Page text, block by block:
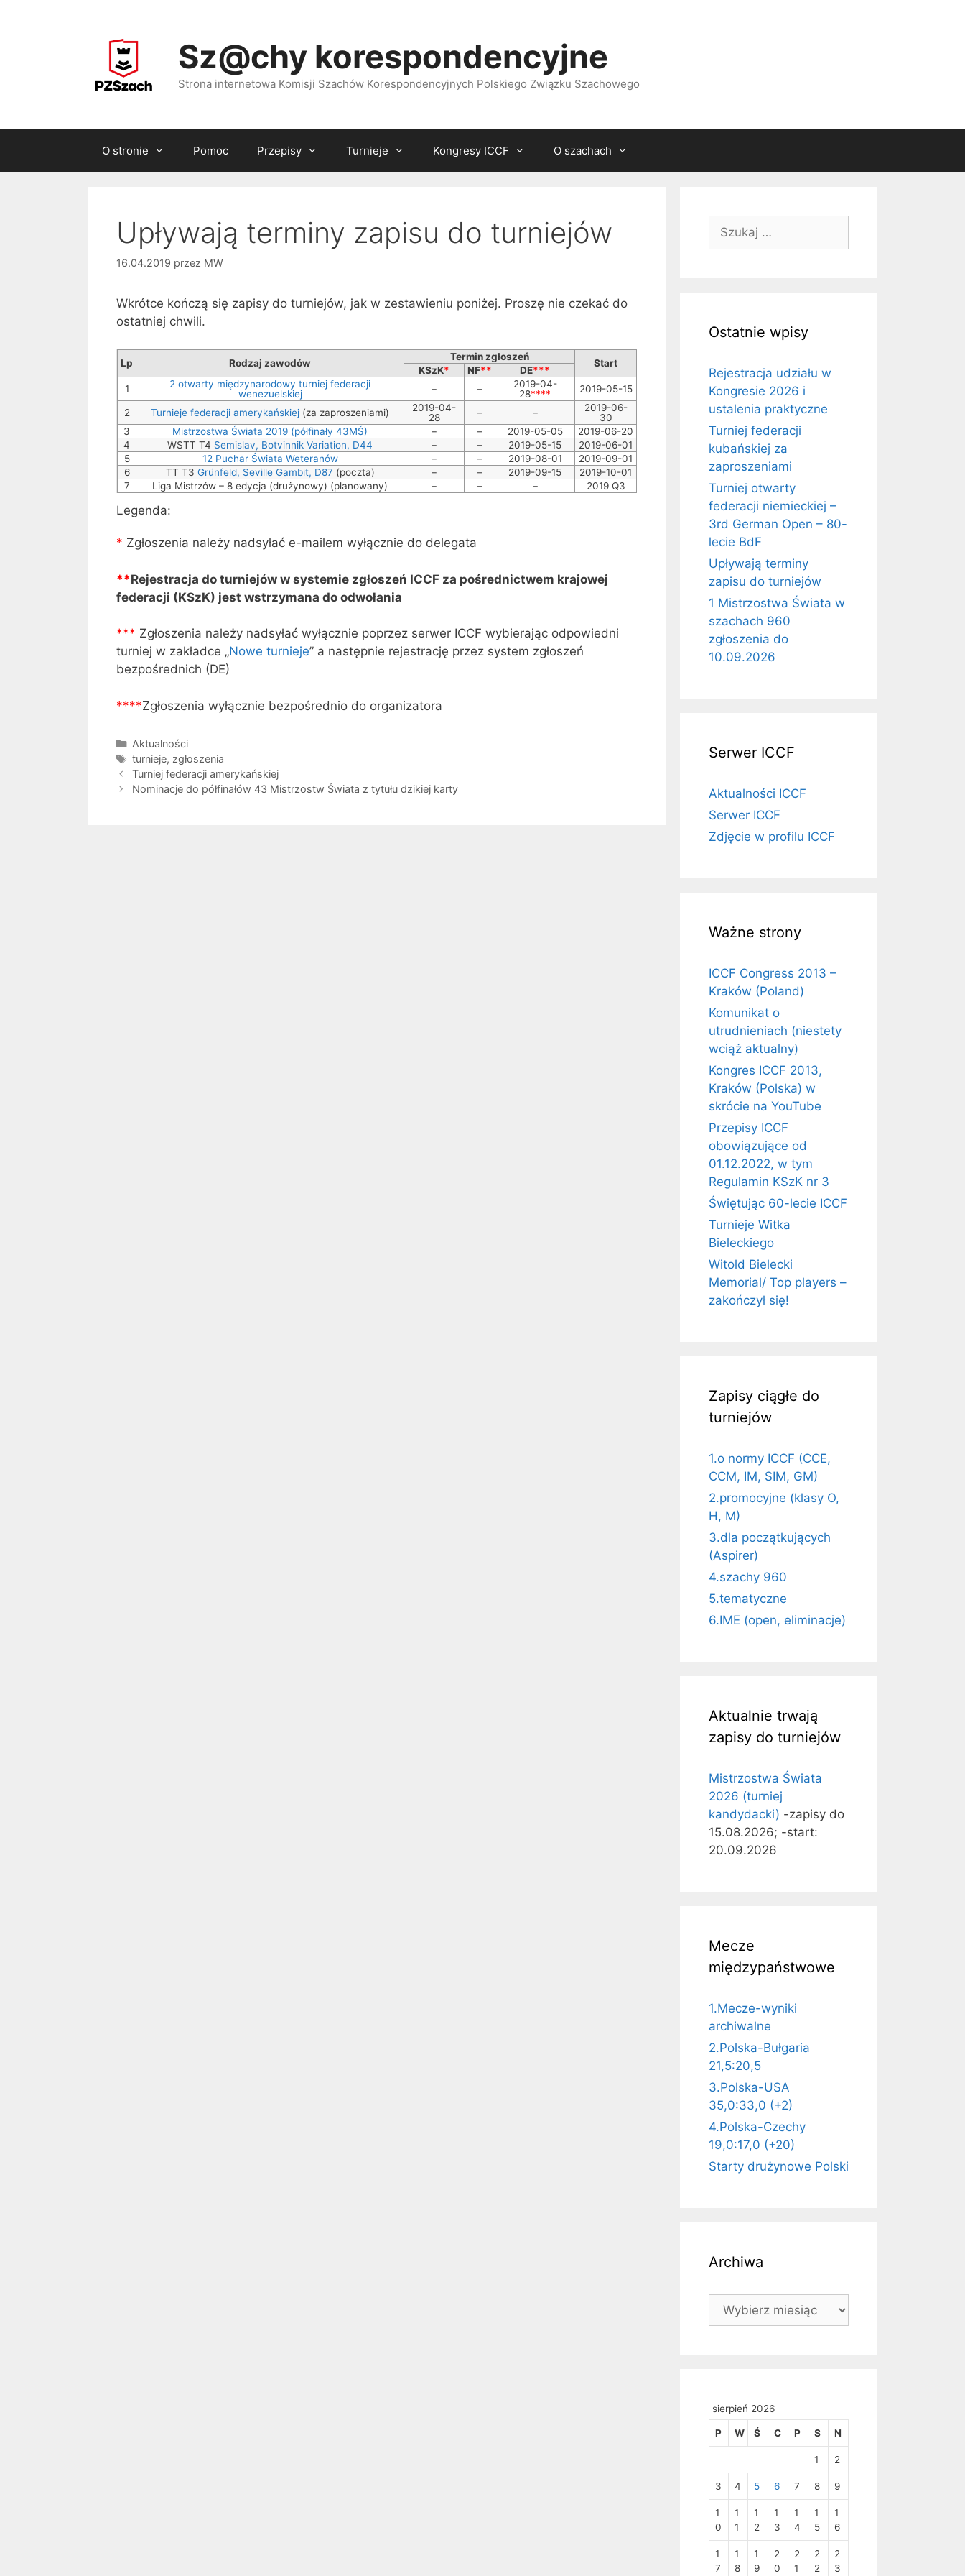
Sz@chy korespondencyjne
Strona internetowa Komisji Szachów Korespondencyjnych Polskiego Związku Szachowego
O stronie Pomoc Przepisy Turnieje Kongresy ICCF O szachach
Upływają terminy zapisu do turniejów
16.04.2019 przez MW
Wkrótce kończą się zapisy do turniejów, jak w zestawieniu poniżej. Proszę nie czekać do
ostatniej chwili.
Lp Rodzaj zawodów
Termin zgłoszeń
Start
KSzK* NF** DE***
1
2 otwarty międzynarodowy turniej federacji
wenezuelskiej
– –
2019-04-
28**** 2019-05-15
2 Turnieje federacji amerykańskiej (za zaproszeniami)
2019-04-
28
– –
2019-06-
30
3
Mistrzostwa Świata 2019 (półfinały 43MŚ) – – 2019-05-05
2019-06-20
4
WSTT T4 Semislav, Botvinnik Variation, D44 – – 2019-05-15
2019-06-01
5
12 Puchar Świata Weteranów – – 2019-08-01
2019-09-01
6
TT T3 Grünfeld, Seville Gambit, D87 (poczta) – – 2019-09-15
2019-10-01
7
Liga Mistrzów – 8 edycja (drużynowy) (planowany) – – – 2019 Q3
Legenda:
* Zgłoszenia należy nadsyłać e-mailem wyłącznie do delegata
**Rejestracja do turniejów w systemie zgłoszeń ICCF za pośrednictwem krajowej
federacji (KSzK) jest wstrzymana do odwołania
*** Zgłoszenia należy nadsyłać wyłącznie poprzez serwer ICCF wybierając odpowiedni
turniej w zakładce „Nowe turnieje” a następnie rejestrację przez system zgłoszeń
bezpośrednich (DE)
****Zgłoszenia wyłącznie bezpośrednio do organizatora
Kategorie
Aktualności
Tagi
turnieje, zgłoszenia
Turniej federacji amerykańskiej
Nominacje do półfinałów 43 Mistrzostw Świata z tytułu dzikiej karty
Ostatnie wpisy
Rejestracja udziału w
Kongresie 2026 i
ustalenia praktyczne
Turniej federacji
kubańskiej za
zaproszeniami
Turniej otwarty
federacji niemieckiej –
3rd German Open – 80-
lecie BdF
Upływają terminy
zapisu do turniejów
1 Mistrzostwa Świata w
szachach 960
zgłoszenia do
10.09.2026
Serwer ICCF
Aktualności ICCF
Serwer ICCF
Zdjęcie w profilu ICCF
Ważne strony
ICCF Congress 2013 –
Kraków (Poland)
Komunikat o
utrudnieniach (niestety
wciąż aktualny)
Kongres ICCF 2013,
Kraków (Polska) w
skrócie na YouTube
Przepisy ICCF
obowiązujące od
01.12.2022, w tym
Regulamin KSzK nr 3
Świętując 60-lecie ICCF
Turnieje Witka
Bieleckiego
Witold Bielecki
Memorial/ Top players –
zakończył się!
Zapisy ciągłe do
turniejów
1.o normy ICCF (CCE,
CCM, IM, SIM, GM)
2.promocyjne (klasy O,
H, M)
3.dla początkujących
(Aspirer)
4.szachy 960
5.tematyczne
6.IME (open, eliminacje)
Aktualnie trwają
zapisy do turniejów
Mistrzostwa Świata
2026 (turniej
kandydacki) -zapisy do
15.08.2026; -start:
20.09.2026
Mecze
międzypaństwowe
1.Mecze-wyniki
archiwalne
2.Polska-Bułgaria
21,5:20,5
3.Polska-USA
35,0:33,0 (+2)
4.Polska-Czechy
19,0:17,0 (+20)
Starty drużynowe Polski
Archiwa
Archiwa
sierpień 2026
P W Ś C P S N
1 2
3 4 5 6 7 8 9
1
0
1
1
1
2
1
3
1
4
1
5
1
6
1
7
1
8
1
9
2
0
2
1
2
2
2
3